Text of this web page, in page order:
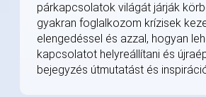
párkapcsolatok világát járják
gyakran foglalkozom krízisek
elengedéssel és azzal, hogyan
kapcsolatot helyreállítani és
bejegyzés útmutatást és